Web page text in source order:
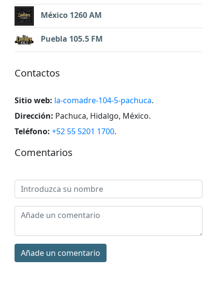
México 1260 AM
Puebla 105.5 FM
Contactos
Sitio web: la-comadre-104-5-pachuca.
Dirección: Pachuca, Hidalgo, México.
Teléfono: +52 55 5201 1700.
Comentarios
Añade un comentario